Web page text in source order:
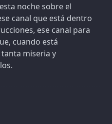
noche sobre el
canal que está dentro
ese canal para
cuando está
miseria y